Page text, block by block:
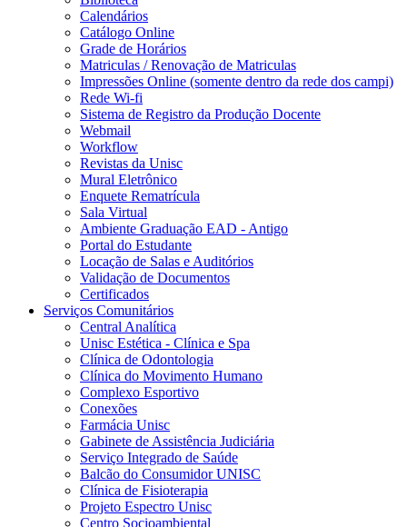
Calendários
Catálogo Online
Grade de Horários
Matriculas / Renovação de Matriculas
Impressões Online (somente dentro da rede dos campi)
Rede Wi-fi
Sistema de Registro da Produção Docente
Webmail
Workflow
Revistas da Unisc
Mural Eletrônico
Enquete Rematrícula
Sala Virtual
Ambiente Graduação EAD - Antigo
Portal do Estudante
Locação de Salas e Auditórios
Validação de Documentos
Certificados
Serviços Comunitários
Central Analítica
Unisc Estética - Clínica e Spa
Clínica de Odontologia
Clínica do Movimento Humano
Complexo Esportivo
Conexões
Farmácia Unisc
Gabinete de Assistência Judiciária
Serviço Integrado de Saúde
Balcão do Consumidor UNISC
Clínica de Fisioterapia
Projeto Espectro Unisc
Centro Socioambiental